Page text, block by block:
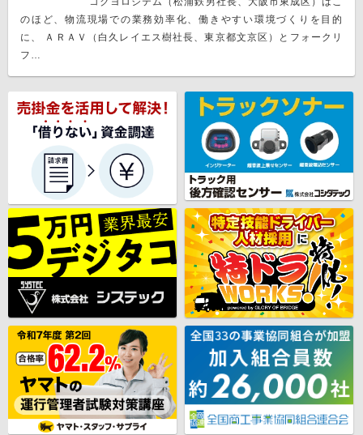
のほど、物流現場での業務効率化、働きやすい環境づくりを目的
に、 ＡＲＡＶ（白久レイエス樹社長、東京都文京区）とフォークリ
フ…